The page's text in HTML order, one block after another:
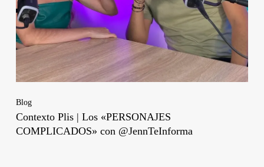
Blog
Contexto Plis | Los «PERSONAJES
COMPLICADOS» con @JennTeInforma